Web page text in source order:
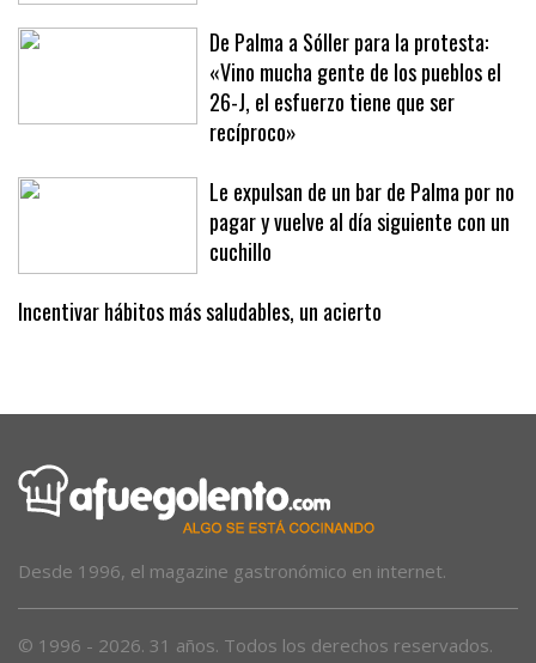
De Palma a Sóller para la protesta:
«Vino mucha gente de los pueblos el
26-J, el esfuerzo tiene que ser
recíproco»
Le expulsan de un bar de Palma por no
pagar y vuelve al día siguiente con un
cuchillo
Incentivar hábitos más saludables, un acierto
Desde 1996, el magazine gastronómico en internet.
© 1996 - 2026. 31 años. Todos los derechos reservados.